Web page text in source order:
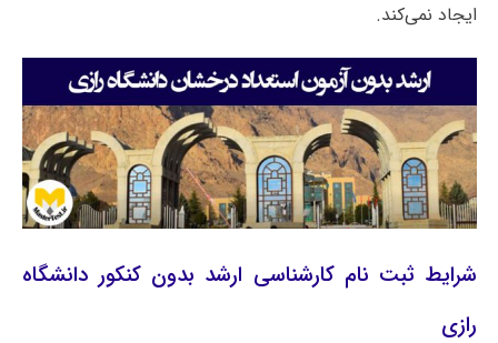
ایجاد نمی‌کند.
شرایط ثبت نام کارشناسی ارشد بدون کنکور دانشگاه
رازی